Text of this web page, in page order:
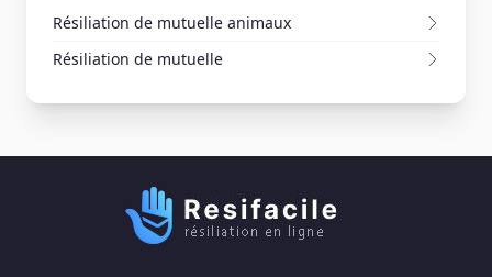
Résiliation de mutuelle animaux
Résiliation de mutuelle